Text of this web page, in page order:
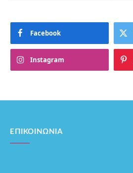
Facebook
Instagram
ΕΠΙΚΟΙΝΩΝΊΑ